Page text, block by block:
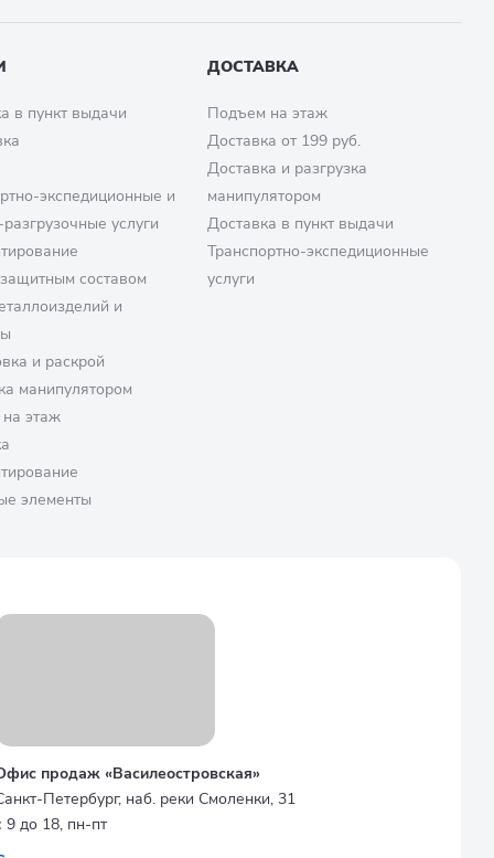
в пункт выдачи
экспедиционные и
услуги
составом
и
и раскрой
манипулятором
этаж
элементы
ДОСТАВКА
Подъем на этаж
Доставка от 199 руб.
Доставка и разгрузка
манипулятором
Доставка в пункт выдачи
Транспортно-экспедиционные
услуги
продаж «Василеостровская»
Петербург, наб. реки Смоленки, 31
9 до 18, пн-пт